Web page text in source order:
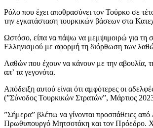
Ρόλο που έχει αποθρασύνει τον Τούρκο σε
την εγκατάσταση τουρκικών βάσεων στα
Ωστόσο, είπα να πάψω να μεμψιμοιρώ για τη
Ελληνισμού με αφορμή τη διόρθωση των
Λαθών που έχουν να κάνουν με την αβουλία,
απ’ τα γεγονότα.
Απόδειξη αυτού είναι ότι αμφότερες οι
(”Σύνοδος Τουρκικών Στρατών”, Μάρτιος
”Σήμερα” βλέπω να γίνονται προσπάθειες
Πρωθυπουργό Μητσοτάκη και τον Πρόεδρο.